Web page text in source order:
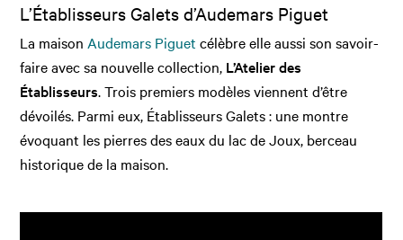
L’Établisseurs Galets d’Audemars Piguet
La maisonAudemars Piguet célèbre elle aussi son savoir-
faire avec sa nouvelle collection, L’Atelier des
Établisseurs. Trois premiers modèles viennent d’être
dévoilés. Parmi eux, Établisseurs Galets : une montre
évoquant les pierres des eaux du lac de Joux, berceau
historique de la maison.